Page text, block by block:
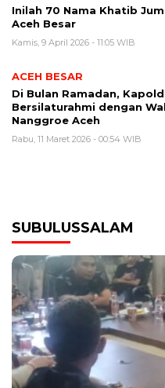
Inilah 70 Nama Khatib
Aceh Besar
Kamis, 9 April 2026 - 11:05 WIB
ACEH BESAR
Di Bulan Ramadan,
Bersilaturahmi dengan
Nanggroe Aceh
Rabu, 11 Maret 2026 - 00:54 WIB
SUBULUSSALAM